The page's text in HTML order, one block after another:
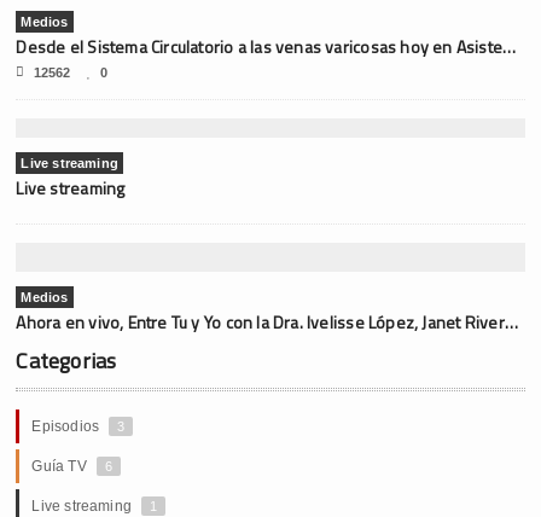
Medios
Desde el Sistema Circulatorio a las venas varicosas hoy en Asistencia Médica
12562 0
Live streaming
Live streaming
Medios
Ahora en vivo, Entre Tu y Yo con la Dra. Ivelisse López, Janet Rivera y la sexóloga Dra. Lydia Delfino Testamark
Categorias
Episodios 3
Guía TV 6
Live streaming 1